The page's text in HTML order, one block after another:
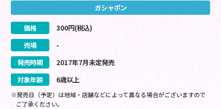
ガシャポン
価格 300円(税込)
売場
-
発売時期
2017年7月未定発売
対象年齢
6歳以上
※発売日（予定）は地域・店舗などによって異なる場合がございますので
ご了承ください。